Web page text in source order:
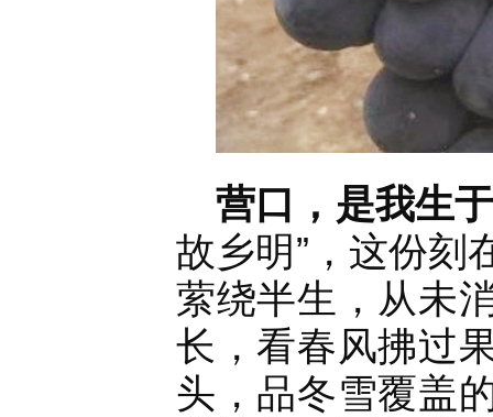
营口，是我生
故乡明”，这份刻
萦绕半生，从未
长，看春风拂过
头，品冬雪覆盖